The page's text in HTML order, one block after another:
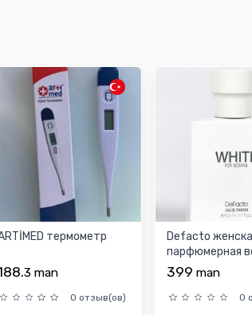
термометр
3 man
0 отзыв(ов)
Defacto
парфюмерная
МЛ
399 man
0